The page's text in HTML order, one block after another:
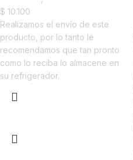
$ 10.100
Realizamos el envío de este
producto, por lo tanto le
recomendamos que tan pronto
como lo reciba lo almacene en
su refrigerador.